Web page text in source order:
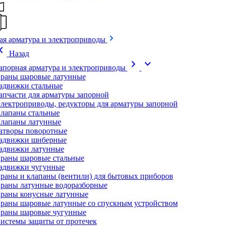
арматура и электроприводы
Назад
арматура и электроприводы
chevron_right expand_more
шаровые латунные
стальные
для арматуры запорной
редукторы для арматуры запорной
стальные
латунные
поворотные
шиберные
латунные
шаровые стальные
чугунные
и клапаны (вентили) для бытовых приборов
латунные водоразборные
конусные латунные
шаровые латунные со спускным устройством
шаровые чугунные
защиты от протечек